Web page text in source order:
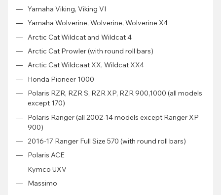
Yamaha Viking, Viking VI
Yamaha Wolverine, Wolverine, Wolverine X4
Arctic Cat Wildcat and Wildcat 4
Arctic Cat Prowler (with round roll bars)
Arctic Cat Wildcaat XX, Wildcat XX4
Honda Pioneer 1000
Polaris RZR, RZR S, RZR XP, RZR 900,1000 (all models
except 170)
Polaris Ranger (all 2002-14 models except Ranger XP
900)
2016-17 Ranger Full Size 570 (with round roll bars)
Polaris ACE
Kymco UXV
Massimo